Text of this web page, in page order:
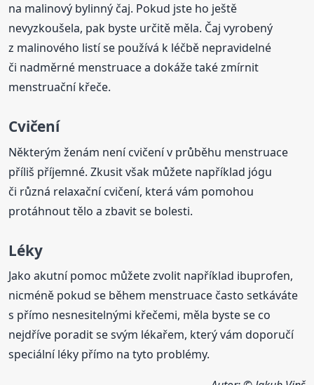
na malinový bylinný čaj. Pokud jste ho ještě
nevyzkoušela, pak byste určitě měla. Čaj vyrobený
z malinového listí se používá k léčbě nepravidelné
či nadměrné menstruace a dokáže také zmírnit
menstruační křeče.
Cvičení
Některým ženám není cvičení v průběhu menstruace
příliš příjemné. Zkusit však můžete například jógu
či různá relaxační cvičení, která vám pomohou
protáhnout tělo a zbavit se bolesti.
Léky
Jako akutní pomoc můžete zvolit například ibuprofen,
nicméně pokud se během menstruace často setkáváte
s přímo nesnesitelnými křečemi, měla byste se co
nejdříve poradit se svým lékařem, který vám doporučí
speciální léky přímo na tyto problémy.